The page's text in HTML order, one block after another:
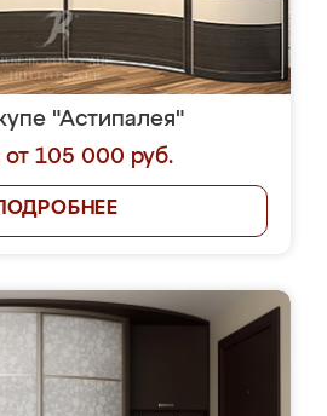
"Астипалея"
от 105 000 руб.